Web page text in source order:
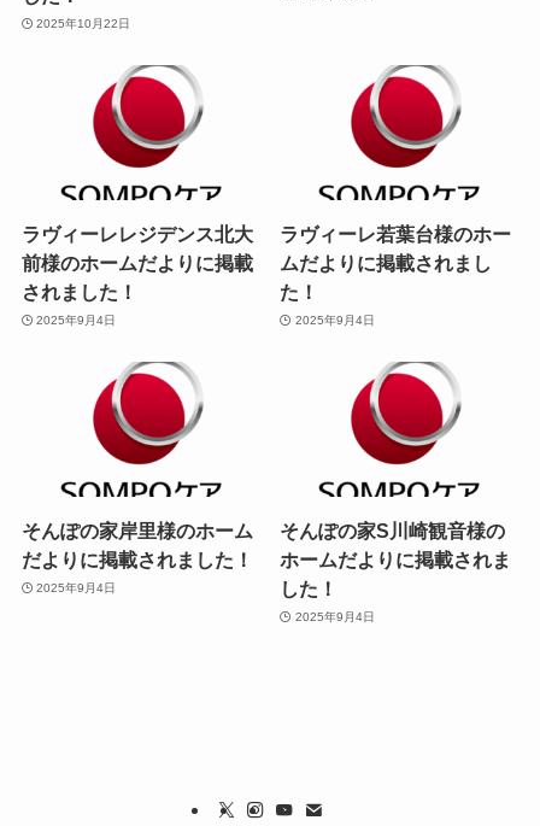
2025年10月22日
ラヴィーレレジデンス北大
前様のホームだよりに掲載
されました！
2025年9月4日
ラヴィーレ若葉台様のホー
ムだよりに掲載されまし
た！
2025年9月4日
そんぽの家岸里様のホーム
だよりに掲載されました！
2025年9月4日
そんぽの家S川崎観音様の
ホームだよりに掲載されま
した！
2025年9月4日